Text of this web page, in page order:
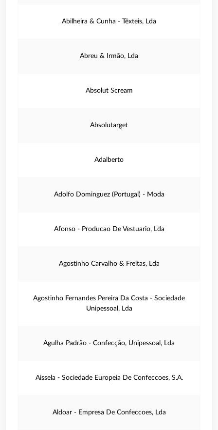
Abilheira & Cunha - Têxteis, Lda
Abreu & Irmão, Lda
Absolut Scream
Absolutarget
Adalberto
Adolfo Dominguez (Portugal) - Moda
Afonso - Producao De Vestuario, Lda
Agostinho Carvalho & Freitas, Lda
Agostinho Fernandes Pereira Da Costa - Sociedade
Unipessoal, Lda
Agulha Padrão - Confecção, Unipessoal, Lda
Aissela - Sociedade Europeia De Confeccoes, S.A.
Aldoar - Empresa De Confeccoes, Lda